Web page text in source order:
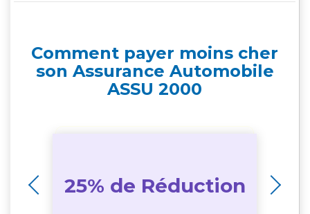
Comment payer moins cher
son Assurance Automobile
ASSU 2000
25% de Réduction